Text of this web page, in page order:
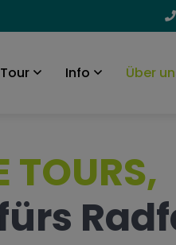
Tour Info Über
TOURS,